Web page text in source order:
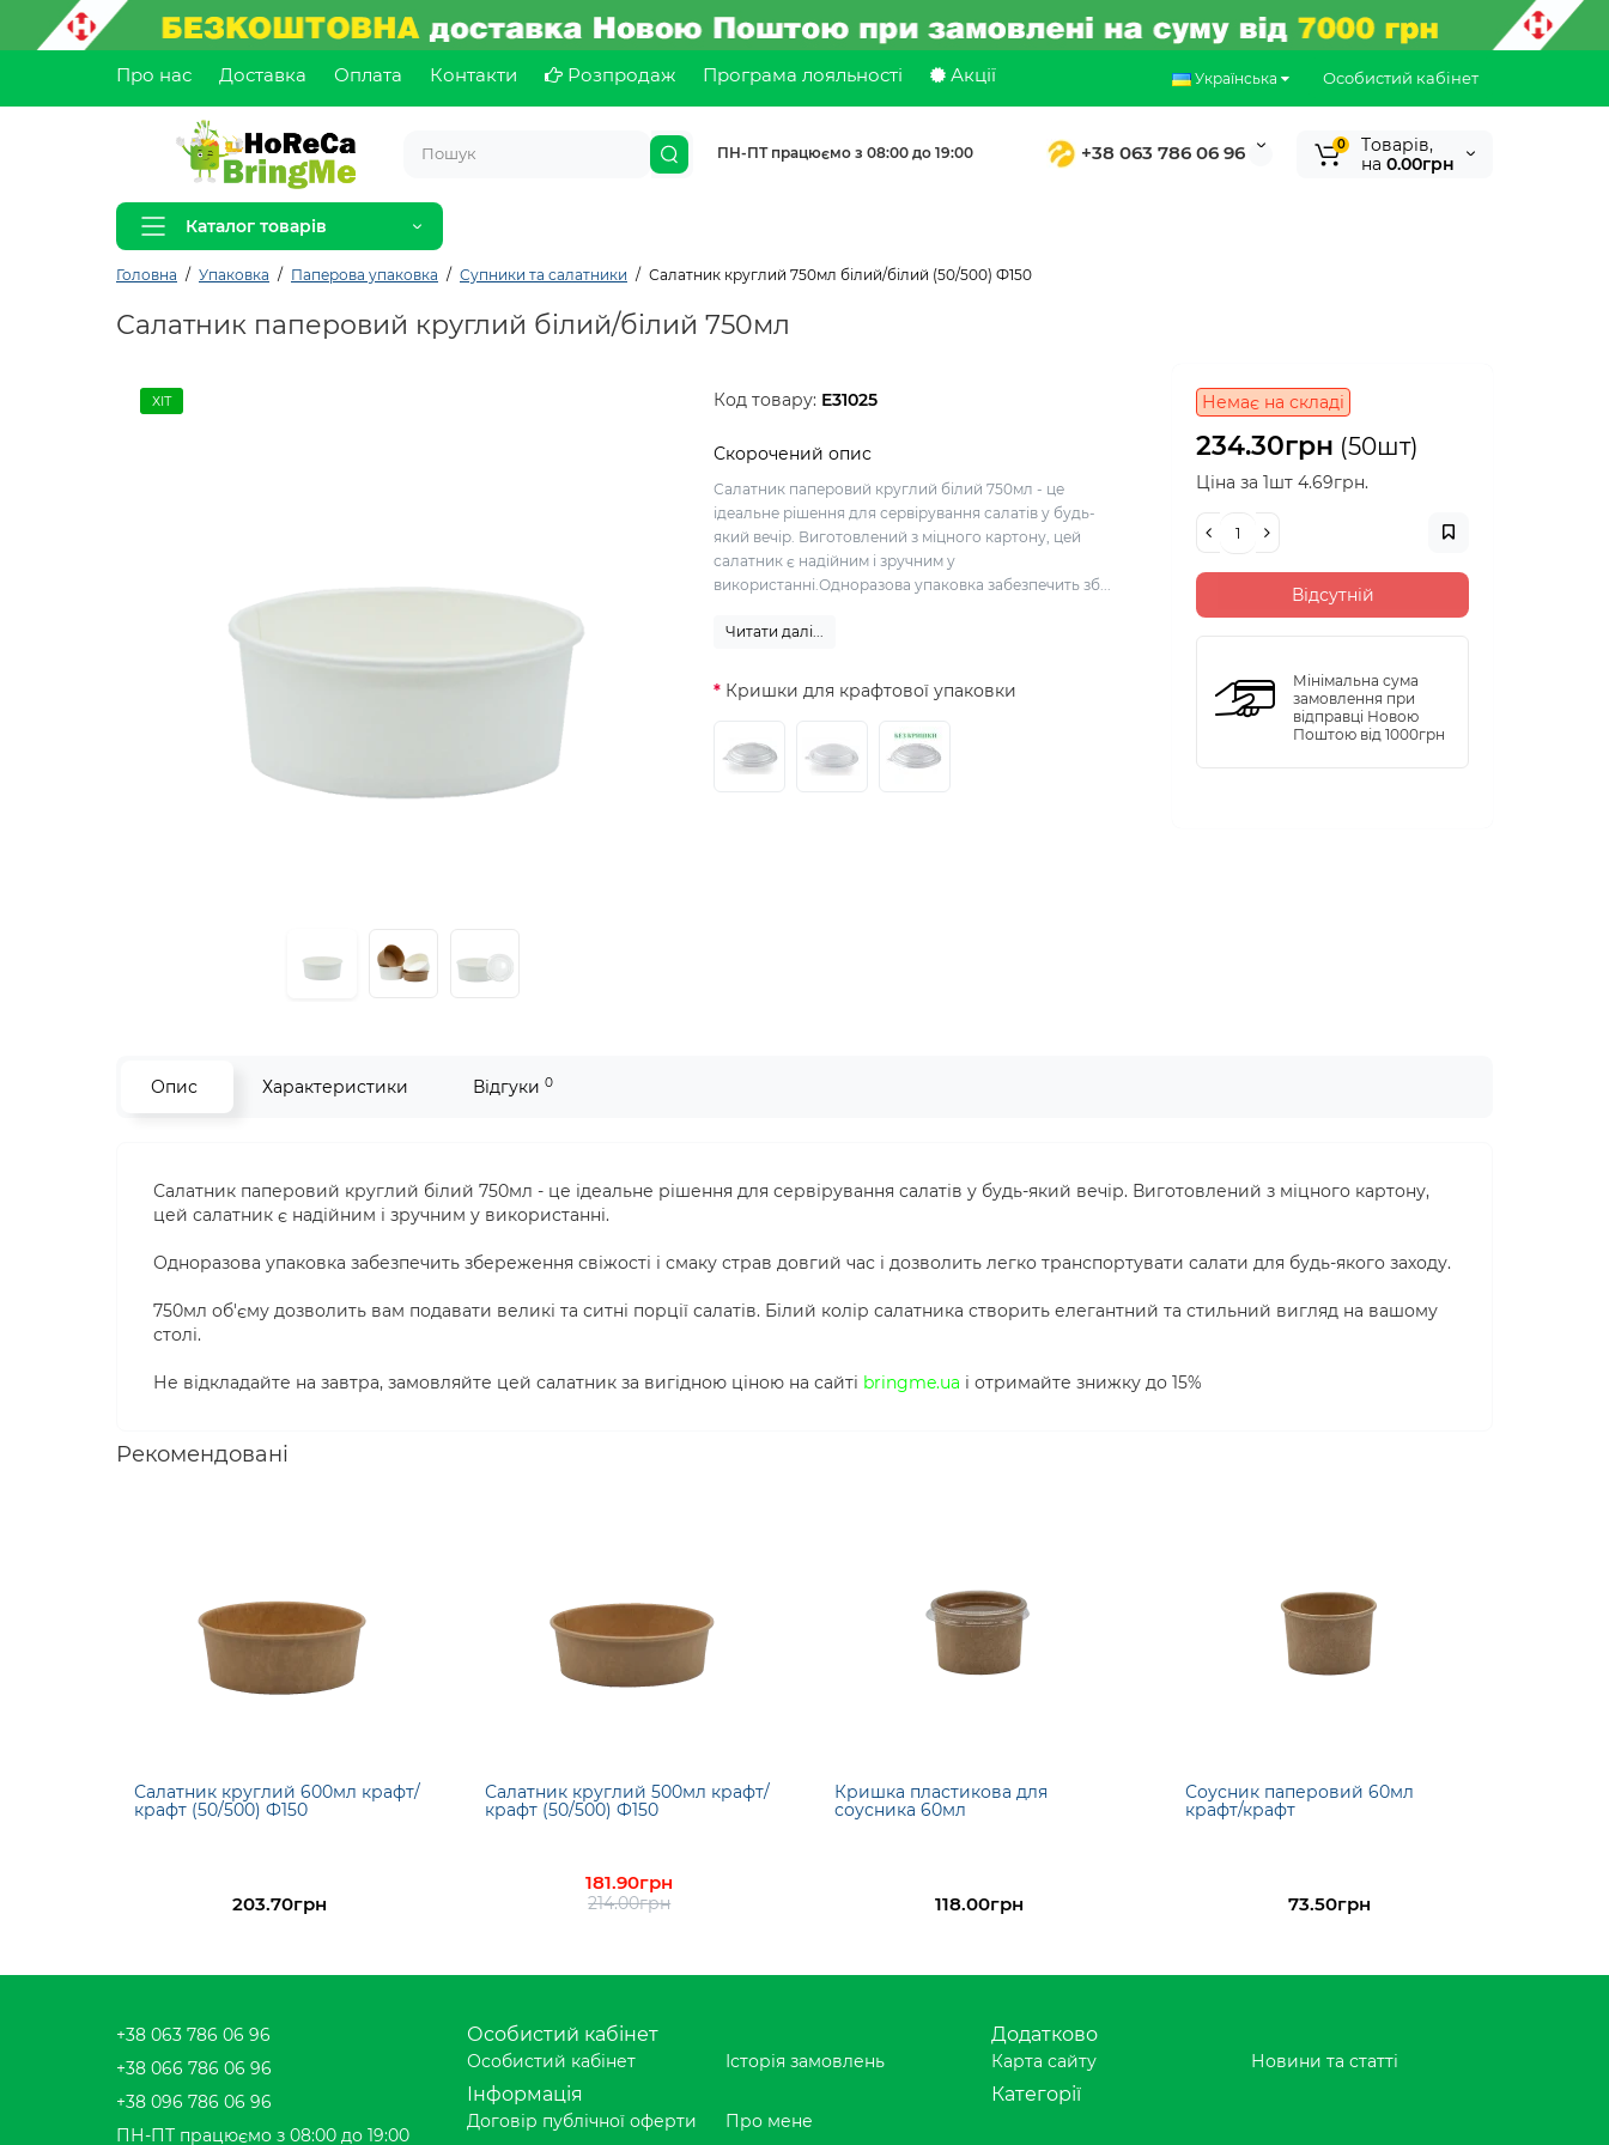
Про нас Доставка Оплата Контакти Розпродаж Програма лояльності Акції Особистий кабінет
Українська
ПН-ПТ працюємо з 08:00 до 19:00 +38 063 786 06 96 0
Tоварів,
на 0.00грн
Каталог товарів
Головна Упаковка Паперова упаковка Супники та салатники Салатник круглий 750мл білий/білий (50/500) Ф150
Салатник паперовий круглий білий/білий 750мл
ХІТ Код товару: E31025
Скорочений опис
Салатник паперовий круглий білий 750мл - це
ідеальне рішення для сервірування салатів у будь-
який вечір. Виготовлений з міцного картону, цей
салатник є надійним і зручним у
використанні.Одноразова упаковка забезпечить зб...
Читати далі...
Кришки для крафтової упаковки
Немає на складі
234.30грн (50шт)
Ціна за 1шт 4.69грн.
Відсутній
Мінімальна сума
замовлення при
відправці Новою
Поштою від 1000грн
Опис Характеристики Відгуки 0
Салатник паперовий круглий білий 750мл - це ідеальне рішення для сервірування салатів у будь-який вечір. Виготовлений з міцного картону,
цей салатник є надійним і зручним у використанні.
Одноразова упаковка забезпечить збереження свіжості і смаку страв довгий час і дозволить легко транспортувати салати для будь-якого заходу.
750мл об'єму дозволить вам подавати великі та ситні порції салатів. Білий колір салатника створить елегантний та стильний вигляд на вашому
столі.
Не відкладайте на завтра, замовляйте цей салатник за вигідною ціною на сайті bringme.ua і отримайте знижку до 15%
Рекомендовані
Салатник круглий 600мл крафт/
крафт (50/500) Ф150
203.70грн
Салатник круглий 500мл крафт/
крафт (50/500) Ф150
181.90грн
214.00грн
Кришка пластикова для
соусника 60мл
118.00грн
Соусник паперовий 60мл
крафт/крафт
73.50грн
+38 063 786 06 96
+38 066 786 06 96
+38 096 786 06 96
ПН-ПТ працюємо з 08:00 до 19:00
Особистий кабінет
Особистий кабінет Історія замовлень
Додатково
Карта сайту Новини та статті
Інформація
Договір публічної оферти
Про мене
Категорії